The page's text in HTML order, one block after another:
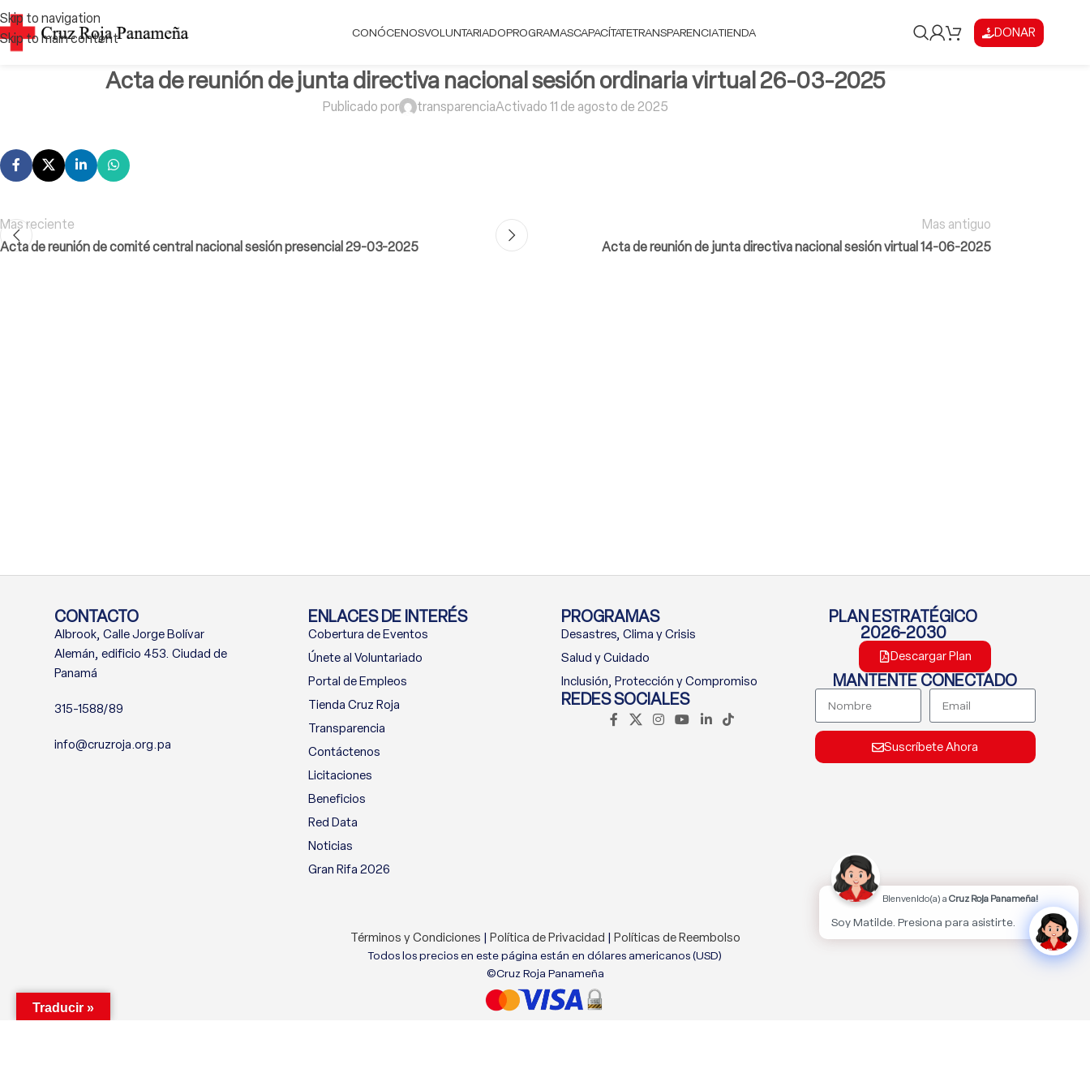
Skip to navigation
Skip to main content
CONÓCENOSVOLUNTARIADOPROGRAMASCAPACÍTATETRANSPARENCIATIENDA DONAR
Acta de reunión de junta directiva nacional sesión ordinaria virtual 26-03-2025
Publicado por transparenciaActivado 11 de agosto de 2025
Mas reciente
Acta de reunión de comité central nacional sesión presencial 29-03-2025
Mas antiguo
Acta de reunión de junta directiva nacional sesión virtual 14-06-2025
CONTACTO
Albrook, Calle Jorge Bolívar
Alemán, edificio 453. Ciudad de
Panamá
315-1588/89
info@cruzroja.org.pa
ENLACES DE INTERÉS
Cobertura de Eventos
Únete al Voluntariado
Portal de Empleos
Tienda Cruz Roja
Transparencia
Contáctenos
Licitaciones
Beneficios
Red Data
Noticias
Gran Rifa 2026
PROGRAMAS
Desastres, Clima y Crisis
Salud y Cuidado
Inclusión, Protección y Compromiso
REDES SOCIALES
PLAN ESTRATÉGICO
2026-2030
Descargar Plan
MANTENTE CONECTADO
Suscríbete Ahora
Términos y Condiciones | Política de Privacidad | Políticas de Reembolso
Todos los precios en este página están en dólares americanos (USD)
©Cruz Roja Panameña
Traducir »
Bienvenido(a) a Cruz Roja Panameña!
Soy Matilde. Presiona para asistirte.